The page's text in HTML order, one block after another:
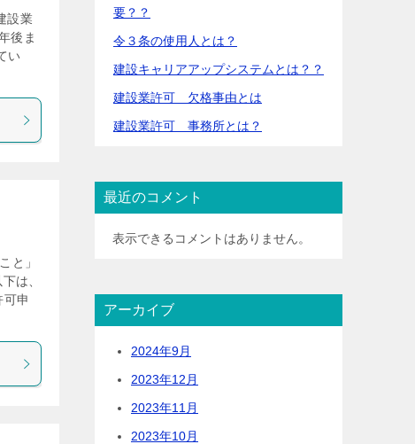
設業
後ま
い
と」
は、
申
要？？
令３条の使用人とは？
建設キャリアアップシステムとは？？
建設業許可 欠格事由とは
建設業許可 事務所とは？
最近のコメント
表示できるコメントはありません。
アーカイブ
2024年9月
2023年12月
2023年11月
2023年10月